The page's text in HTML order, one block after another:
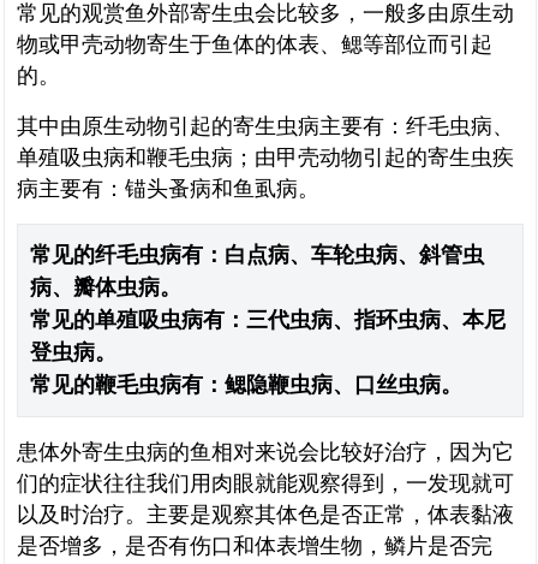
常见的观赏鱼外部寄生虫会比较多，一般多由原生动
物或甲壳动物寄生于鱼体的体表、鳃等部位而引起
的。
其中由原生动物引起的寄生虫病主要有：纤毛虫病、
单殖吸虫病和鞭毛虫病；由甲壳动物引起的寄生虫疾
病主要有：锚头蚤病和鱼虱病。
常见的纤毛虫病有：白点病、车轮虫病、斜管虫
病、瓣体虫病。
常见的单殖吸虫病有：三代虫病、指环虫病、本尼
登虫病。
常见的鞭毛虫病有：鳃隐鞭虫病、口丝虫病。
患体外寄生虫病的鱼相对来说会比较好治疗，因为它
们的症状往往我们用肉眼就能观察得到，一发现就可
以及时治疗。主要是观察其体色是否正常，体表黏液
是否增多，是否有伤口和体表增生物，鳞片是否完